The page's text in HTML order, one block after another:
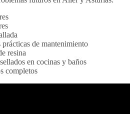
de mantenimiento
resina
en cocinas y baños
completos